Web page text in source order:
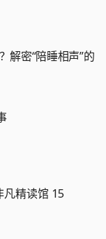
解密“陪睡相声”的
凡精读馆 15